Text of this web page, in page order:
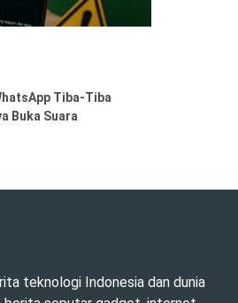
Tiba-Tiba
Buka Suara
teknologi Indonesia dan dunia